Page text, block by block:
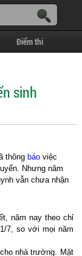
Điểm thi
sinh
thông báo việc
Nhưng năm
vẫn chưa nhận
năm nay theo chỉ
7, so với mọi năm
nhà trường. Mặt